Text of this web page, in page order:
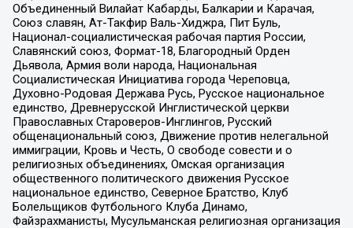
Объединенный Вилайат Кабарды, Балкарии и Карачая,
Союз славян, Ат-Такфир Валь-Хиджра, Пит Буль,
Национал-социалистическая рабочая партия России,
Славянский союз, Формат-18, Благородный Орден
Дьявола, Армия воли народа, Национальная
Социалистическая Инициатива города Череповца,
Духовно-Родовая Держава Русь, Русское национальное
единство, Древнерусской Инглистической церкви
Православных Староверов-Инглингов, Русский
общенациональный союз, Движение против нелегальной
иммиграции, Кровь и Честь, О свободе совести и о
религиозных объединениях, Омская организация
общественного политического движения Русское
национальное единство, Северное Братство, Клуб
Болельщиков Футбольного Клуба Динамо,
Файзрахманисты, Мусульманская религиозная организация